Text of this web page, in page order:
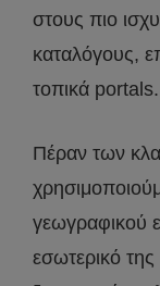
στους πιο
καταλόγους,
τοπικά portals.
Πέραν των
γεωγραφικού
εσωτερικό